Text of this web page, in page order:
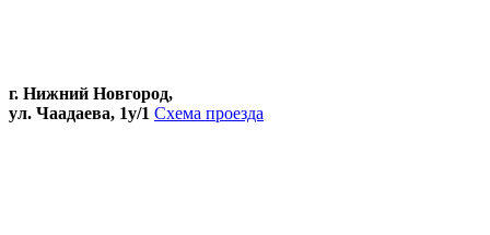
г. Нижний Новгород,
ул. Чаадаева, 1у/1 Схема проезда